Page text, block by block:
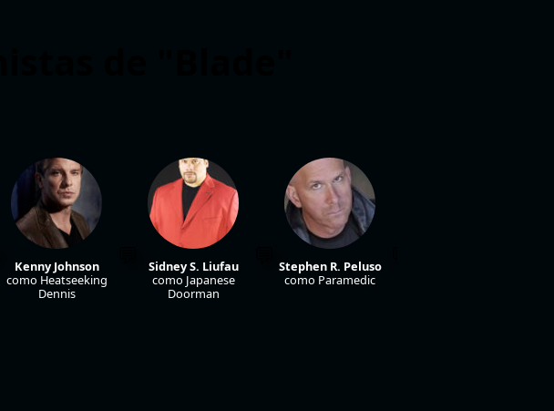
Kenny Johnson
como Heatseeking
Dennis
Sidney S. Liufau
como Japanese
Doorman
Stephen R. Peluso
como Paramedic